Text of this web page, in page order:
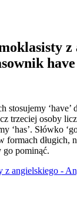
z
stosujemy ‘have’
trzeciej osoby
‘has’. Słówko
formach długich,
go pominąć.